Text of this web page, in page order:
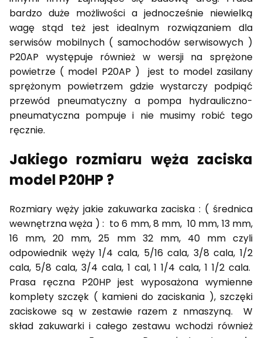
bardzo duże możliwości a jednocześnie niewielką
wagę stąd też jest idealnym rozwiązaniem dla
serwisów mobilnych ( samochodów serwisowych )
P20AP występuje również w wersji na sprężone
powietrze ( model P20AP ) jest to model zasilany
sprężonym powietrzem gdzie wystarczy podpiąć
przewód pneumatyczny a pompa hydrauliczno-
pneumatyczna pompuje i nie musimy robić tego
ręcznie.
Jakiego rozmiaru węża zaciska
model P20HP ?
Rozmiary węży jakie zakuwarka zaciska : ( średnica
wewnętrzna węża ) : to 6 mm, 8 mm, 10 mm, 13 mm,
16 mm, 20 mm, 25 mm 32 mm, 40 mm czyli
odpowiednik węży 1/4 cala, 5/16 cala, 3/8 cala, 1/2
cala, 5/8 cala, 3/4 cala, 1 cal, 1 1/4 cala, 1 1/2 cala.
Prasa ręczna P20HP jest wyposażona wymienne
komplety szczęk ( kamieni do zaciskania ), szczęki
zaciskowe są w zestawie razem z nmaszyną. W
skład zakuwarki i całego zestawu wchodzi również